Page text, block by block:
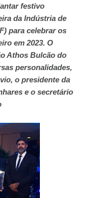
festivo
da Indústria de
para celebrar os
em 2023. O
Athos Bulcão do
personalidades,
o presidente da
e o secretário